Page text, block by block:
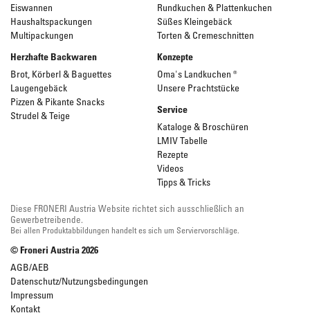
Eiswannen
Haushaltspackungen
Multipackungen
Rundkuchen & Plattenkuchen
Süßes Kleingebäck
Torten & Cremeschnitten
Herzhafte Backwaren
Brot, Körberl & Baguettes
Laugengebäck
Pizzen & Pikante Snacks
Strudel & Teige
Konzepte
Oma's Landkuchen ®
Unsere Prachtstücke
Service
Kataloge & Broschüren
LMIV Tabelle
Rezepte
Videos
Tipps & Tricks
Diese FRONERI Austria Website richtet sich ausschließlich an
Gewerbetreibende.
Bei allen Produktabbildungen handelt es sich um Serviervorschläge.
© Froneri Austria2026
AGB/AEB
Datenschutz/Nutzungsbedingungen
Impressum
Kontakt